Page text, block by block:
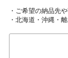
・ご希望の納品先
・北海道・沖縄・